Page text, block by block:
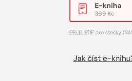
E-kniha
369 Kč
EPUB, PDF pro čtečky
Jak číst e-